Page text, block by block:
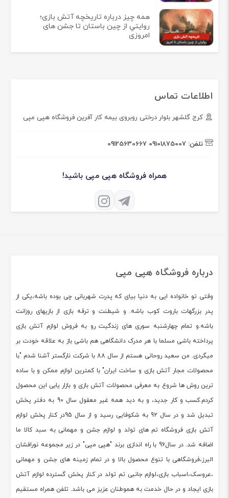
همه چيز درباره تاريخچه آتش بازی؛
روايتي از چين باستان تا جشن های
امروزی
اطلاعات تماس
کرج گلشهر بلوار درختی روبروی بیمه کار آفرین فروشگاه هپی مپی
تلفن: 09101875007
09125630667
همراه فروشگاه هپی مپی باشید!
درباره فروشگاه هپی مپی
وقتی تو خانواده ایی به دنیا بیای که پدرت شهربانی چی بوده باشه،یکی از
پدر بزرگهات باروت کوب باشه. و شیطنت و ترقه بازی از بازیهای روزانت
باشه.و تمام چهارشنبه سوری های زندگیت رو به فروش لوازم آتش بازی
پرداخته باشی مسلما با هر مدرک دانشگاهی هم باشی باز به علاقه خودت بر
میگردی. من سعید روحانی هستم از سال 88 با شرکت نارگستر آشنا شدم "با
محصولات مجار آتش بازی و ساخت ایران" با کمترین لوازم ممکن و با ساده
ترین روش ها شروع به معرفی محصولات آتش بازی و بازار یابی این محصول
کردم.کسب و کار جدید، و به دید همه غیر معقول سال 90 به دفتر پخش
تبدیل شد و در سال 92 به شکوفایی رسید و از سال 95در کنار پخش لوازم
آتش بازی فروشگاه تم های تولد و لوازم جشن و مهمانی به سبد کالا ما
اضافه شد. در سال96 با راه اندازی برند "هپی مپی" در زیر مجموعه نورافشان
البرز،فروشگاهی با تنوع محصول بالا و در تمام زمینه های جشن و مهمانی
،عروسک،اسباب بازی،لوازم جانبی تم تولد در کنار پخش گسترده لوازم آتش
بازی ایجاد و در حال خدمت به هموطنان عزیز می باشد. تلفن همراه مستقیم